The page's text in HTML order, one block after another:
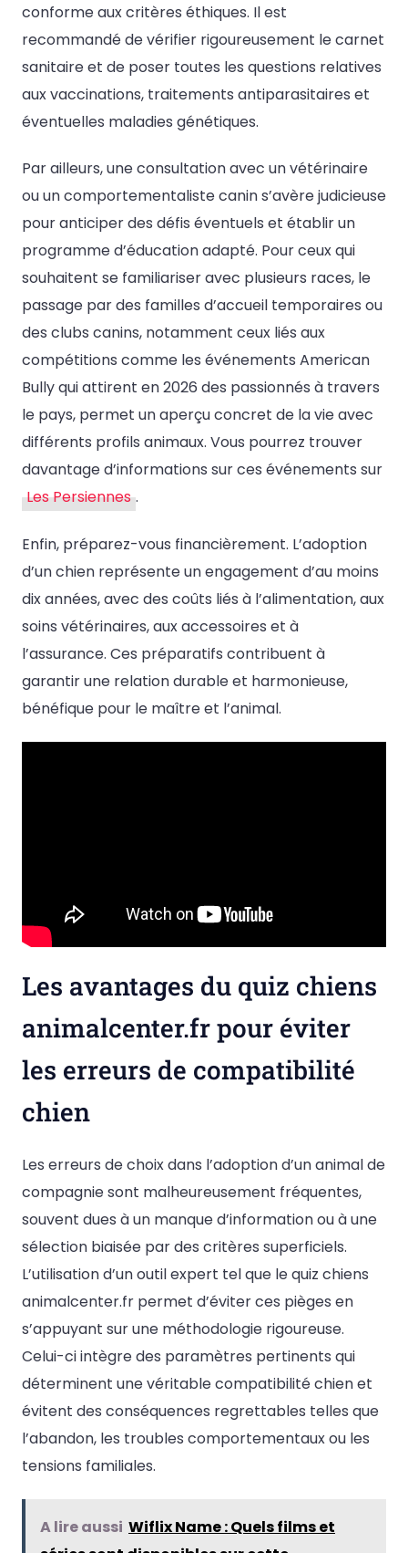
conforme aux critères éthiques. Il est
recommandé de vérifier rigoureusement le carnet
sanitaire et de poser toutes les questions relatives
aux vaccinations, traitements antiparasitaires et
éventuelles maladies génétiques.
Par ailleurs, une consultation avec un vétérinaire
ou un comportementaliste canin s’avère judicieuse
pour anticiper des défis éventuels et établir un
programme d’éducation adapté. Pour ceux qui
souhaitent se familiariser avec plusieurs races, le
passage par des familles d’accueil temporaires ou
des clubs canins, notamment ceux liés aux
compétitions comme les événements American
Bully qui attirent en 2026 des passionnés à travers
le pays, permet un aperçu concret de la vie avec
différents profils animaux. Vous pourrez trouver
davantage d’informations sur ces événements sur
Les Persiennes .
Enfin, préparez-vous financièrement. L’adoption
d’un chien représente un engagement d’au moins
dix années, avec des coûts liés à l’alimentation, aux
soins vétérinaires, aux accessoires et à
l’assurance. Ces préparatifs contribuent à
garantir une relation durable et harmonieuse,
bénéfique pour le maître et l’animal.
Les avantages du quiz chiens
animalcenter.fr pour éviter
les erreurs de compatibilité
chien
Les erreurs de choix dans l’adoption d’un animal de
compagnie sont malheureusement fréquentes,
souvent dues à un manque d’information ou à une
sélection biaisée par des critères superficiels.
L’utilisation d’un outil expert tel que le quiz chiens
animalcenter.fr permet d’éviter ces pièges en
s’appuyant sur une méthodologie rigoureuse.
Celui-ci intègre des paramètres pertinents qui
déterminent une véritable compatibilité chien et
évitent des conséquences regrettables telles que
l’abandon, les troubles comportementaux ou les
tensions familiales.
A lire aussi Wiflix Name : Quels films et